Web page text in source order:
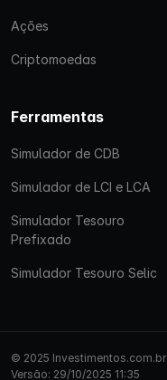
Ações
Criptomoedas
Ferramentas
Simulador de CDB
Simulador de LCI e LCA
Simulador Tesouro
Prefixado
Simulador Tesouro Selic
© 2025 Investimentos.com.br
Versão: 29/10/2025 11:35